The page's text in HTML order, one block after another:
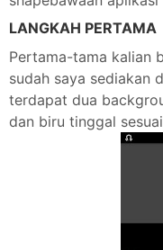
LANGKAH PERTAMA
Pertama-tama kalian
sudah saya sediakan
terdapat dua
dan biru tinggal